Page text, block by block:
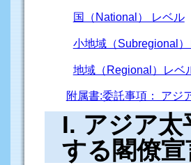
国（National） レベル
小地域（Subregional
地域（Regional）レベ
附属書:委託事項： アジ
I. アジア太
する閣僚